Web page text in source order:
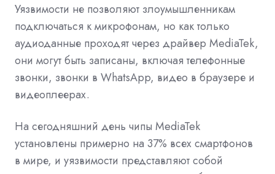
Уязвимости не позволяют злоумышленникам
подключаться к микрофонам, но как только
аудиоданные проходят через драйвер MediaTek,
они могут быть записаны, включая телефонные
звонки, звонки в WhatsApp, видео в браузере и
видеоплеерах.
На сегодняшний день чипы MediaTek
установлены примерно на 37% всех смартфонов
в мире, и уязвимости представляют собой